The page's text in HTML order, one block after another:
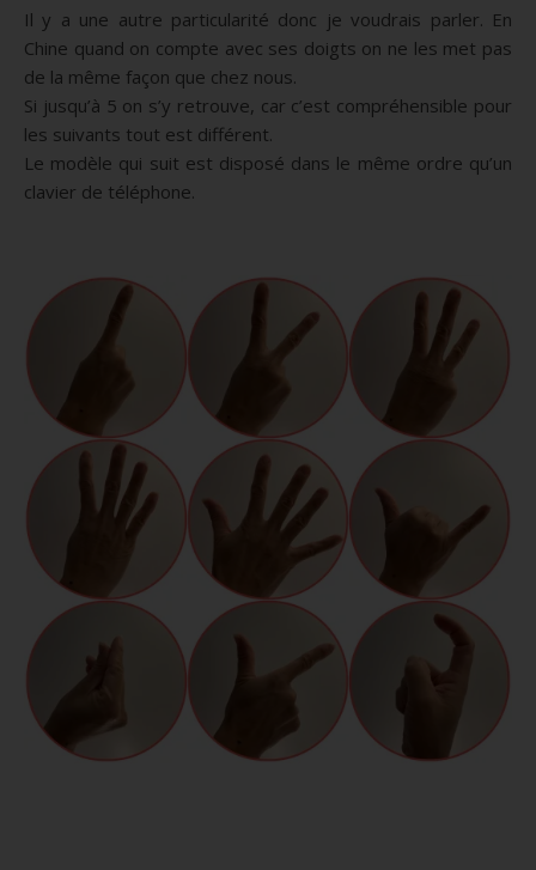
Il y a une autre particularité donc je voudrais parler. En
Chine quand on compte avec ses doigts on ne les met pas
de la même façon que chez nous.
Si jusqu’à 5 on s’y retrouve, car c’est compréhensible pour
les suivants tout est différent.
Le modèle qui suit est disposé dans le même ordre qu’un
clavier de téléphone.